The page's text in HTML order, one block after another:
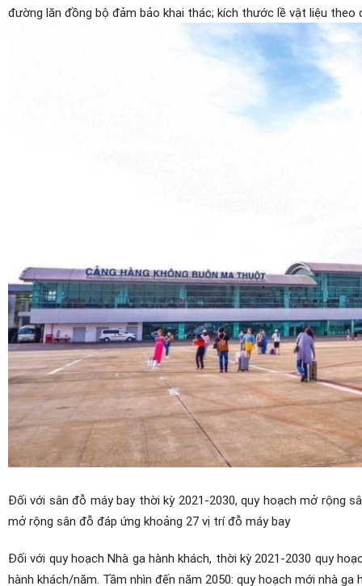
đường lăn đồng bộ đảm bảo khai thác; kích thước lề vật liệu theo
Đối với sân đỗ máy bay thời kỳ 2021-2030, quy hoạch mở rộng
mở rộng sân đỗ đáp ứng khoảng 27 vị trí đỗ máy bay
Đối với quy hoạch Nhà ga hành khách, thời kỳ 2021-2030 quy
hành khách/năm. Tầm nhìn đến năm 2050: quy hoạch mới nhà